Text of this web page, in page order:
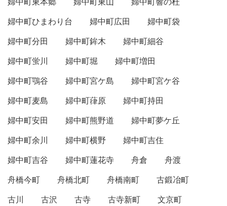
婦中町ひまわり台
婦中町広田
婦中町袋
婦中町分田
婦中町鉾木
婦中町細谷
婦中町蛍川
婦中町堀
婦中町増田
婦中町鶚谷
婦中町宮ケ島
婦中町宮ケ谷
婦中町麦島
婦中町葎原
婦中町持田
婦中町安田
婦中町熊野道
婦中町夢ケ丘
婦中町余川
婦中町横野
婦中町吉住
婦中町吉谷
婦中町蓮花寺 舟倉
舟渡
舟橋今町
舟橋北町 舟橋南町
古鍛冶町
古川
古沢 古寺 古寺新町
文京町